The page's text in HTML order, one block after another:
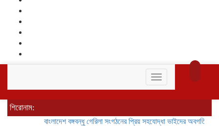
Toggle
navigation
শিরোনাম:
বাংলাদেশ বঙ্গবন্ধু গেরিলা সংগঠনের প্রিয় সহযোদ্ধা ভাইদের অবগতির জন্য